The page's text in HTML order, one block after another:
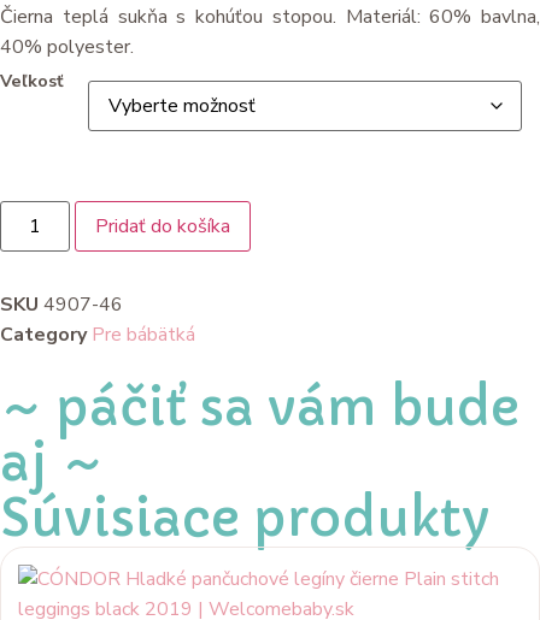
Čierna teplá sukňa s kohúťou stopou. Materiál: 60% bavlna,
40% polyester.
Veľkosť
Pridať do košíka
SKU 4907-46
Category Pre bábätká
~ páčiť sa vám bude
aj ~
Súvisiace produkty